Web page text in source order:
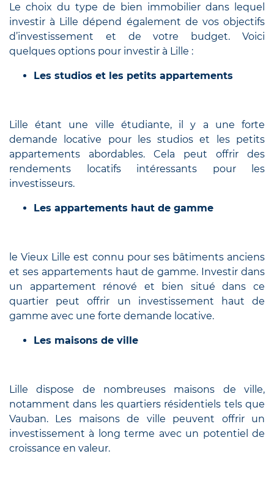
Le choix du type de bien immobilier dans lequel
investir à Lille dépend également de vos objectifs
d’investissement et de votre budget. Voici
quelques options pour investir à Lille :
Les studios et les petits appartements
Lille étant une ville étudiante, il y a une forte
demande locative pour les studios et les petits
appartements abordables. Cela peut offrir des
rendements locatifs intéressants pour les
investisseurs.
Les appartements haut de gamme
le Vieux Lille est connu pour ses bâtiments anciens
et ses appartements haut de gamme. Investir dans
un appartement rénové et bien situé dans ce
quartier peut offrir un investissement haut de
gamme avec une forte demande locative.
Les maisons de ville
Lille dispose de nombreuses maisons de ville,
notamment dans les quartiers résidentiels tels que
Vauban. Les maisons de ville peuvent offrir un
investissement à long terme avec un potentiel de
croissance en valeur.